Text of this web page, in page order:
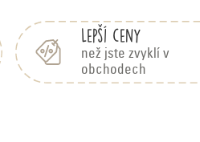
Lepší ceny
než jste zvyklí v
obchodech